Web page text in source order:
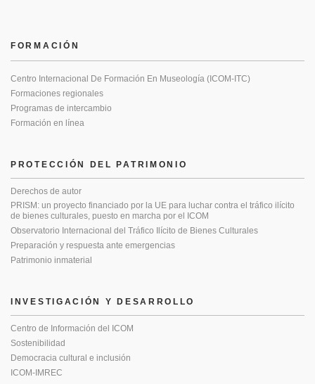
PROTECCIÓN DEL PATRIMONIO
Derechos de autor
PRISM: un proyecto financiado por la UE para luchar contra el tráfico ilícito
de bienes culturales, puesto en marcha por el ICOM
Observatorio Internacional del Tráfico Ilícito de Bienes Culturales
Preparación y respuesta ante emergencias
Patrimonio inmaterial
FORMACIÓN
Centro Internacional De Formación En Museología (ICOM-ITC)
Formaciones regionales
Programas de intercambio
Formación en línea
INVESTIGACIÓN Y DESARROLLO
Centro de Información del ICOM
Sostenibilidad
Democracia cultural e inclusión
ICOM-IMREC